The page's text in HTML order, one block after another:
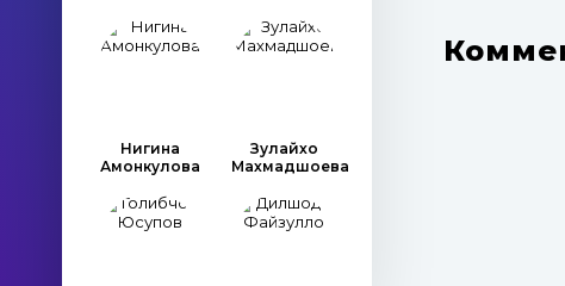
Нигина
Амонкулова
Зулайхо
Махмадшоева